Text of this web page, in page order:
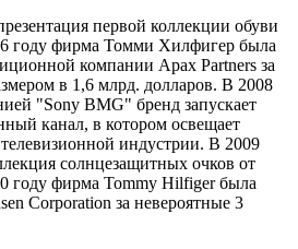
первой коллекции обуви
году фирма Томми Хилфигер была
компании Apax Partners за
в 1,6 млрд. долларов. В 2008
"Sony BMG" бренд запускает
канал, в котором освещает
индустрии. В 2009
солнцезащитных очков от
году фирма Tommy Hilfiger была
Corporation за невероятные 3